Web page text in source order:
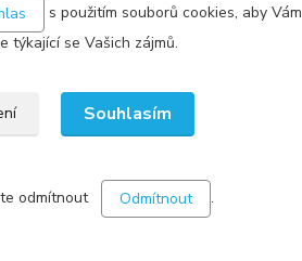
s použitím souborů cookies, aby
týkající se Vašich zájmů.
Souhlasím
odmítnout Odmítnout .